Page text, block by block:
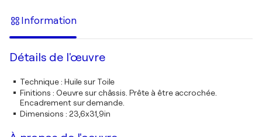
Information
Détails de l'œuvre
Technique: Huile sur Toile
Finitions : Oeuvre sur châssis. Prête à être accrochée.
Encadrement sur demande.
Dimensions : 23,6x31,9in